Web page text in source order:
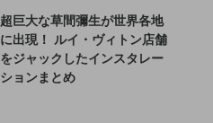
超巨大な草間彌生が世界各地
に出現！ ルイ・ヴィトン店舗
をジャックしたインスタレー
ションまとめ